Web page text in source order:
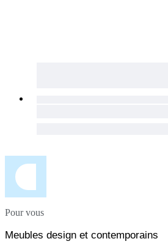
Pour vous
Meubles design et contemporains